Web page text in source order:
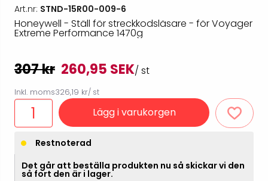
Art.nr: STND-15R00-009-6
Honeywell - Ställ för streckkodsläsare - för Voyager
Extreme Performance 1470g
307 kr 260,95 SEK/ st
Inkl. moms326,19 kr/ st
Lägg i varukorgen
Restnoterad
Det går att beställa produkten nu så skickar vi den
så fort den är i lager.